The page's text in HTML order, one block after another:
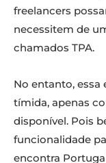
freelancers
necessitem de
chamados TPA.
No entanto, essa
tímida, apenas
disponível. Pois
funcionalidade
encontra